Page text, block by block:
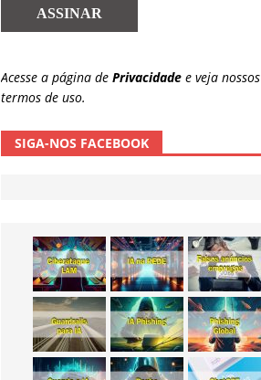
Acesse a página de Privacidade e veja nossos
termos de uso.
SIGA-NOS FACEBOOK